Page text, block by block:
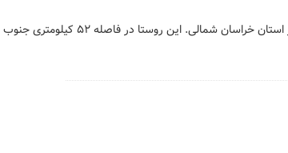
روئین نام روستایی است در دل کوه ها و باغ های سرسبز استان خراسان شمالی. این روستا در فاصله ۵۲ کیلومتری جنوب